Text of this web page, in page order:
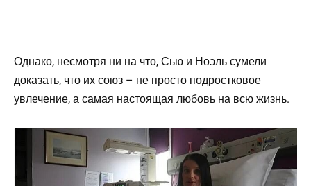
Однако, несмотря ни на что, Сью и Ноэль сумели
доказать, что их союз – не просто подростковое
увлечение, а самая настоящая любовь на всю жизнь.